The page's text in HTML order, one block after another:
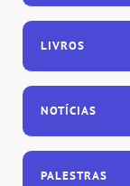
LIVROS
NOTÍCIAS
PALESTRAS